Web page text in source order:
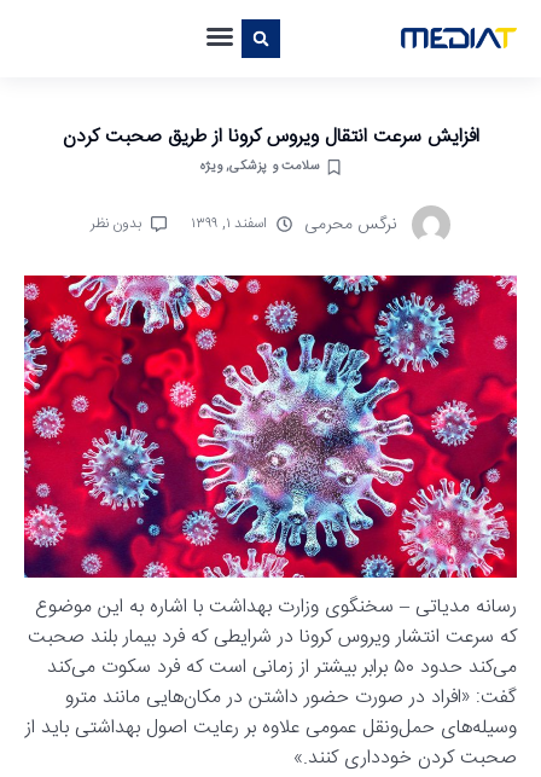
افزایش سرعت انتقال ویروس کرونا از طریق صحبت کردن
سلامت و پزشکی,ویژه
نرگس محرمی اسفند ۱, ۱۳۹۹ بدون نظر
رسانه مدیاتی – سخنگوی وزارت بهداشت با اشاره به این موضوع
که سرعت انتشار ویروس کرونا در شرایطی که فرد بیمار بلند صحبت
می‌کند حدود ۵۰ برابر بیشتر از زمانی است که فرد سکوت می‌کند
گفت: «افراد در صورت حضور داشتن در مکان‌هایی مانند مترو
وسیله‌های حمل‌ونقل عمومی علاوه بر رعایت اصول بهداشتی باید از
صحبت کردن خودداری کنند.»